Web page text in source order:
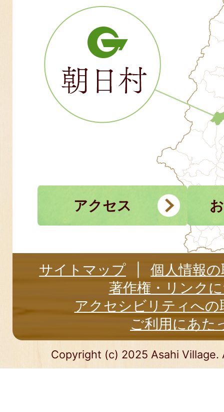
アクセス
サイトマップ
個人情報
著作権・リンク
アクセシビリティへの
ご利用にあた
Copyright (c) 2025 Asahi Village.